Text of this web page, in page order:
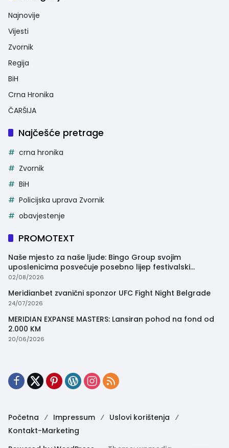
Najnovije
Vijesti
Zvornik
Regija
BiH
Crna Hronika
ČARŠIJA
Najčešće pretrage
crna hronika
Zvornik
BiH
Policijska uprava Zvornik
obavjestenje
PROMOTEXT
Naše mjesto za naše ljude: Bingo Group svojim
uposlenicima posvećuje posebno lijep festivalski
trenutak
02/08/2026
Meridianbet zvanični sponzor UFC Fight Night Belgrade
24/07/2026
MERIDIAN EXPANSE MASTERS: Lansiran pohod na fond od
2.000 KM
20/06/2026
Početna Impressum
Uslovi korištenja
Kontakt-Marketing